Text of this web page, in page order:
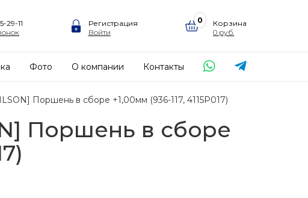
29-11
Регистрация
Войти
0
Корзина
0
Фото О компании Контакты
Поршень в сборе +1,00мм (936-117, 4115P017)
Поршень в сборе